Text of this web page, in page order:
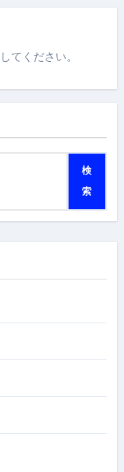
してください。
検
索